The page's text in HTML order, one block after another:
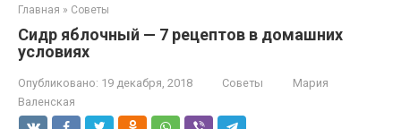
Главная » Советы
Сидр яблочный — 7 рецептов в домашних
условиях
Опубликовано: 19 декабря, 2018 Советы
Мария
Валенская